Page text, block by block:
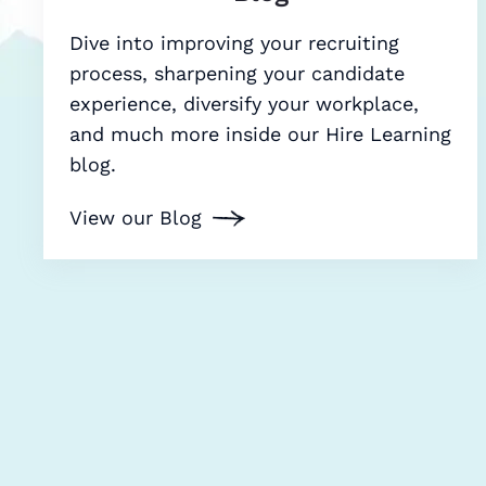
Dive into improving your recruiting
process, sharpening your candidate
experience, diversify your workplace,
and much more inside our Hire Learning
blog.
View our Blog